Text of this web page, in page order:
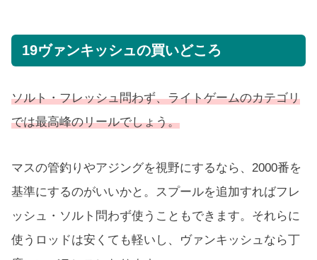
19ヴァンキッシュの買いどころ
ソルト・フレッシュ問わず、ライトゲームのカテゴリ
では最高峰のリールでしょう。
マスの管釣りやアジングを視野にするなら、2000番を
基準にするのがいいかと。スプールを追加すればフレ
ッシュ・ソルト問わず使うこともできます。それらに
使うロッドは安くても軽いし、ヴァンキッシュなら丁